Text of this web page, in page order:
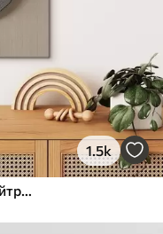
1.5k
Рельєфні кола та гілка в теплих нейтральних тонах